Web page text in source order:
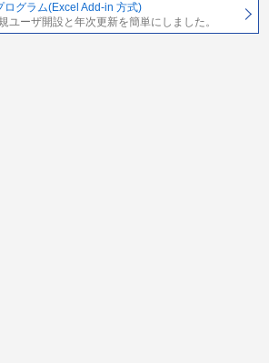
ログラム(Excel Add-in 方式)
ユーザ開設と年次更新を簡単にしました。